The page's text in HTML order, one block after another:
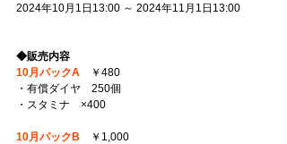
2024年10月1日13:00 ～ 2024年11月1日13:00
◆販売内容
10月パックA ￥480
・有償ダイヤ　250個
・スタミナ　×400
10月パックB ￥1,000